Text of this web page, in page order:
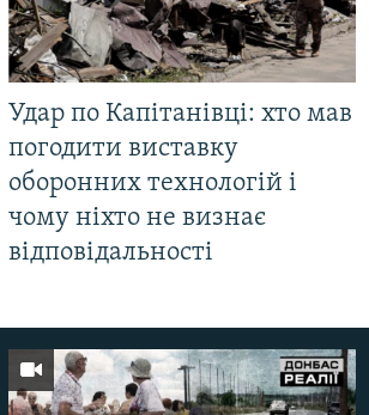
Удар по Капітанівці: хто мав
погодити виставку
оборонних технологій і
чому ніхто не визнає
відповідальності